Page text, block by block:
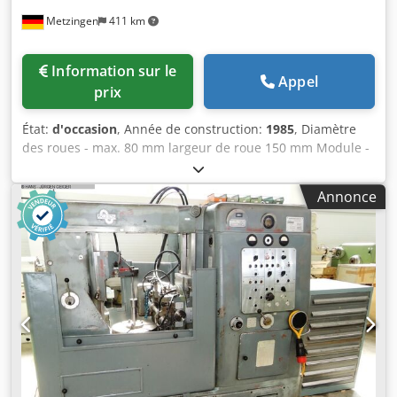
outils pour fraises hélicoïdales : 1 x Ø 22 mm 2 x Ø 27 mm
via WhatsApp
Metzingen 411 km
prix
Appel
État: d'occasion, Année de construction: 1985, Diamètre
des roues - max. 80 mm largeur de roue 150 mm Module -
max. 2,5 Module - min. Puissance totale requise 10 kW
Poids de la machine env. 2400 kg Machines à tailler par
développante entièrement automatiques pour dentures à
vis sans fin Type A 33 / 1 Année de construction 1985 N° de
série 14.06/14.07/14.15 DONNÉES TECHNIQUES : Dcjdpet
Hw D Rsfx Ackok longueur max. de la roue sans magasin
d'alimentation env. 80 mm max. de roue avec magasin
d'alimentation env. 50 mm module max. 2, / 2,5 longueur
de fraisage axiale env. 150 mm longueur max. de montage
de la pièce à usiner env. 200 mm Chariot de fraisage
pivotant jusqu'à 90 degrés Diamètre de la fraise 24 - 50/63
mm Course radiale du chariot de fraisage max. 0-14/18
mm Déplacement de la fraise max. 25 mm Vitesses de
Annonce